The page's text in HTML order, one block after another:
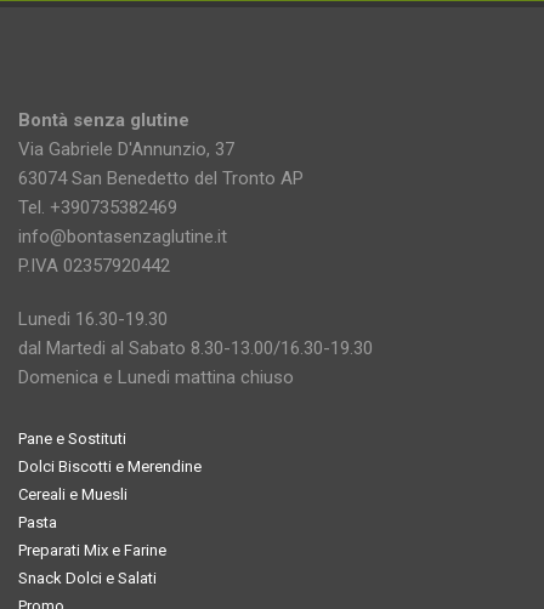
Bontà senza glutine
Via Gabriele D'Annunzio, 37
63074 San Benedetto del Tronto AP
Tel. +390735382469
info@bontasenzaglutine.it
P.IVA 02357920442
Lunedi 16.30-19.30
dal Martedi al Sabato 8.30-13.00/16.30-19.30
Domenica e Lunedi mattina chiuso
Pane e Sostituti
Dolci Biscotti e Merendine
Cereali e Muesli
Pasta
Preparati Mix e Farine
Snack Dolci e Salati